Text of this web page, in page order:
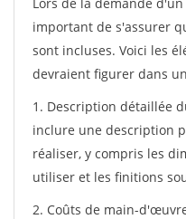
important de s'assurer
sont incluses. Voici les
devraient figurer dans
1. Description détaillée
inclure une description
réaliser, y compris les
utiliser et les finitions
2. Coûts de main-